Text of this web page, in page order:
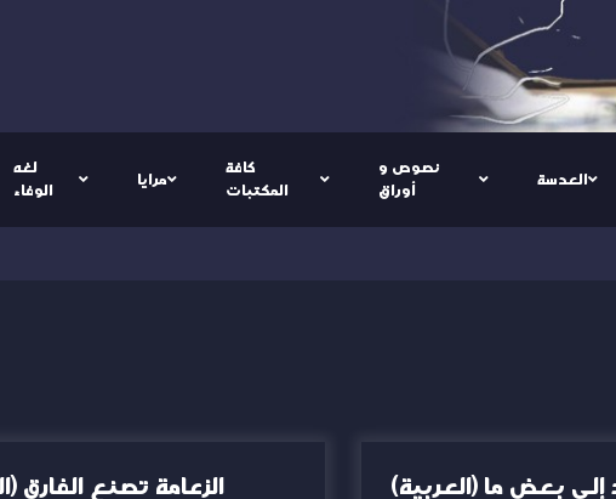
لغه
الوفاء
مرايا
كافة
المكتبات
نصوص و
أوراق
العدسة
(العربية) الزعامة تصنع الفارق
(العربية) لكي لا نعود إلى بعض ما